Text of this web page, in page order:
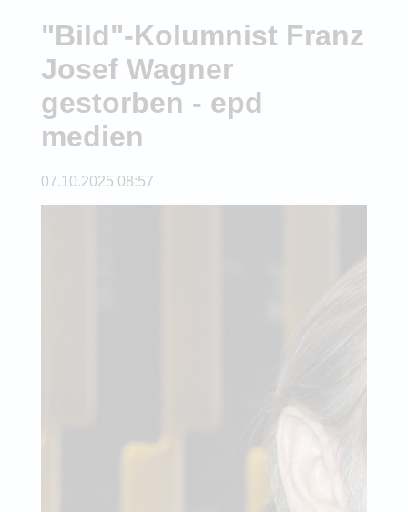
"Bild"-Kolumnist Franz
Josef Wagner
gestorben - epd
medien
07.10.2025 08:57